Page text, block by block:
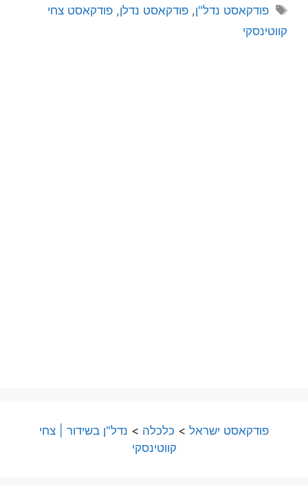
פודקאסט נדל"ן,פודקאסט נדלן,פודקאסט צחי
קווטינסקי
פודקאסט ישראל > כלכלה > נדל"ן בשידור | צחי
קווטינסקי